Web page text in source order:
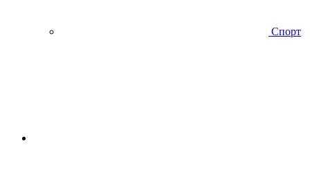
Спорт